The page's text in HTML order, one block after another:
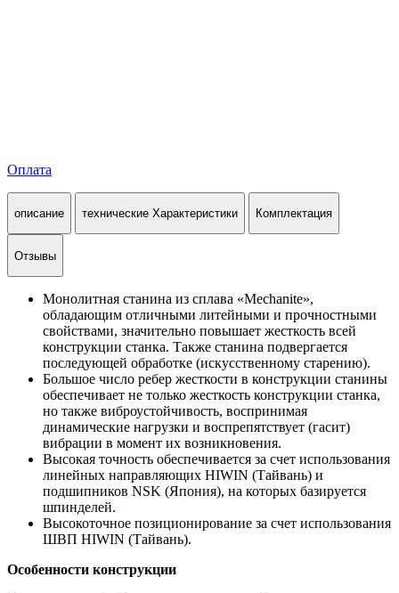
Оплата
описание технические Характеристики Комплектация
Отзывы
Монолитная станина из сплава «Mechanite»,
обладающим отличными литейными и прочностными
свойствами, значительно повышает жесткость всей
конструкции станка. Также станина подвергается
последующей обработке (искусственному старению).
Большое число ребер жесткости в конструкции станины
обеспечивает не только жесткость конструкции станка,
но также виброустойчивость, воспринимая
динамические нагрузки и воспрепятствует (гасит)
вибрации в момент их возникновения.
Высокая точность обеспечивается за счет использования
линейных направляющих HIWIN (Тайвань) и
подшипников NSK (Япония), на которых базируется
шпинделей.
Высокоточное позиционирование за счет использования
ШВП HIWIN (Тайвань).
Особенности конструкции